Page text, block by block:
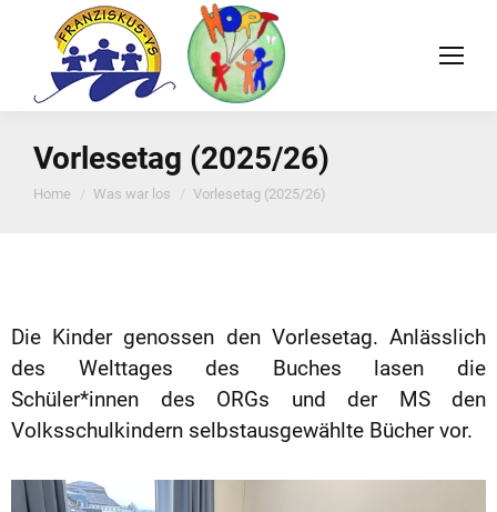
Vorlesetag (2025/26)
You are here:
Home Was war los Vorlesetag (2025/26)
Die Kinder genossen den Vorlesetag. Anlässlich
des Welttages des Buches lasen die
Schüler*innen des ORGs und der MS den
Volksschulkindern selbstausgewählte Bücher vor.